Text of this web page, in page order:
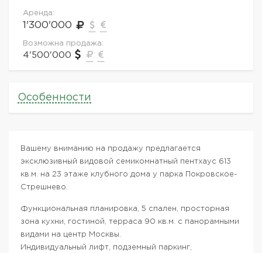
Аренда:
1'300'000
Возможна продажа:
4'500'000
Особенности
Вашему вниманию на продажу предлагается
эксклюзивный видовой семикомнатный пентхаус 613
кв.м. на 23 этаже клубного дома у парка Покровское-
Стрешнево.
Функциональная планировка, 5 спален, просторная
зона кухни, гостиной, терраса 90 кв.м. с панорамными
видами на центр Москвы.
Индивидуальный лифт, подземный паркинг,